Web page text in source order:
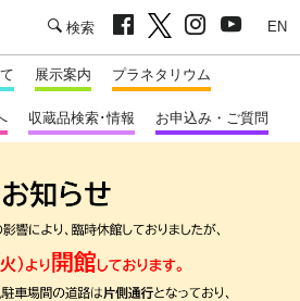
展示案内 プラネタリウム
収蔵品検索･情報 お申込み・ご質問
facebook
twitter
English